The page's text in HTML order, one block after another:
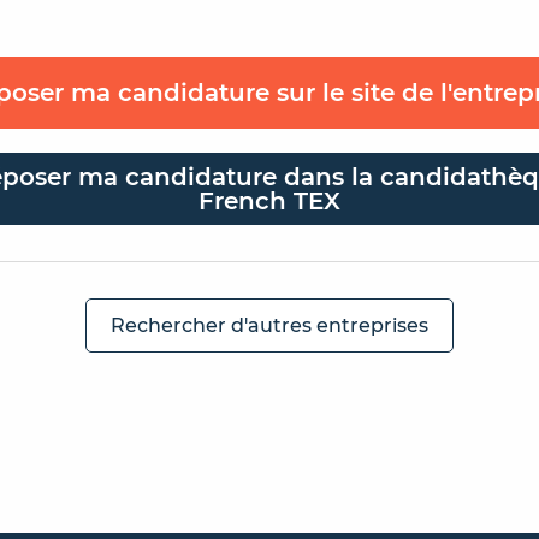
ma candidature sur le site de
ma candidature dans la
French TEX
Rechercher d'autres entreprises